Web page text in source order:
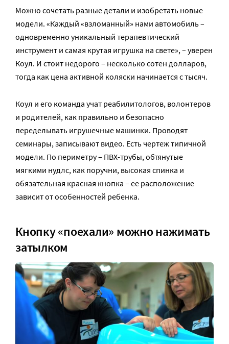
Можно сочетать разные детали и изобретать новые
модели. «Каждый «взломанный» нами автомобиль –
одновременно уникальный терапевтический
инструмент и самая крутая игрушка на свете», – уверен
Коул. И стоит недорого – несколько сотен долларов,
тогда как цена активной коляски начинается с тысяч.
Коул и его команда учат реабилитологов, волонтеров
и родителей, как правильно и безопасно
переделывать игрушечные машинки. Проводят
семинары, записывают видео. Есть чертеж типичной
модели. По периметру – ПВХ-трубы, обтянутые
мягкими нудлс, как поручни, высокая спинка и
обязательная красная кнопка – ее расположение
зависит от особенностей ребенка.
Кнопку «поехали» можно нажимать
затылком